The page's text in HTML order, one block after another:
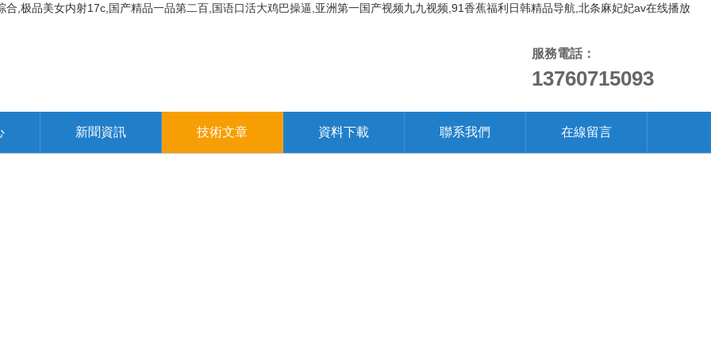
,极品美女内射17c,国产精品一品第二百,国语口活大鸡巴操逼,亚洲第一国产视频九九视频,91香蕉福利日韩精品导航,北条麻妃妃av在线播放
服務電話：
13760715093
新聞資訊 技術文章 資料下載 聯系我們 在線留言